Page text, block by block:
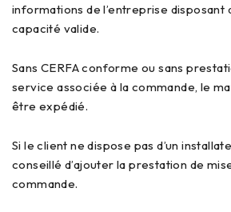
informations de l’entreprise disposant
capacité valide.
Sans CERFA conforme ou sans
service associée à la commande, le
être expédié.
Si le client ne dispose pas d’un
conseillé d’ajouter la prestation de
commande.